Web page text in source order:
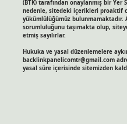
(BTK) tarafından onaylanmış bir Yer
nedenle, sitedeki içerikleri proaktif
yükümlülüğümüz bulunmamaktadır.
sorumluluğunu taşımakta olup,
etmiş sayılırlar.
Hukuka ve yasal düzenlemelere
backlinkpanelicomtr@gmail.com
yasal süre içerisinde sitemizden